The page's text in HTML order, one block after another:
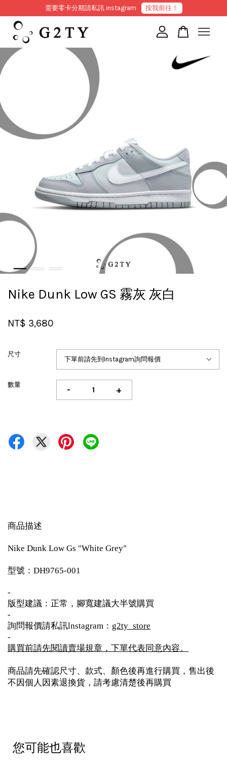
需要零卡分期請私訊 instagram 按我前往！
Nike Dunk Low GS 霧灰 灰白
NT$ 3,680
尺寸
數量 - +
商品描述
Nike Dunk Low Gs "White Grey"
型號：DH9765-001
-
版型建議：正常，腳寬建議大半號購買
-
詢問報價請私訊lnstagram： g2ty_store
-
購買前請先閱讀賣場規章，下單代表同意內容。
商品請先確認尺寸、款式、顏色後再進行購買，售出後
不因個人因素退換貨，請考慮清楚後再購買
您可能也喜歡
您的購物車目前還是空的。